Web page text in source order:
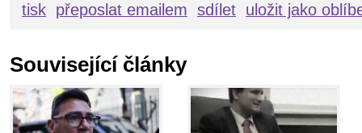
tisk přeposlat emailem sdílet uložit jako
Související články